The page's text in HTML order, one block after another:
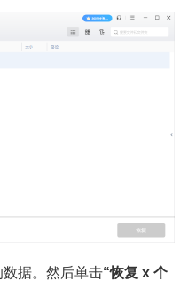
据。然后单击“恢复 x 个